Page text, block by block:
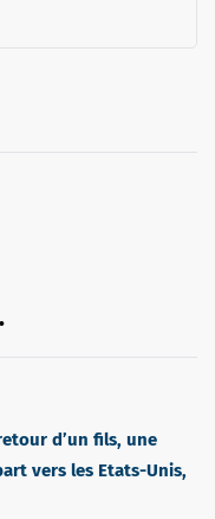
d’un fils, une
vers les Etats-Unis,